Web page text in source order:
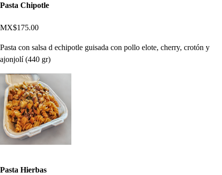
Pasta Chipotle
MX$175.00
Pasta con salsa d echipotle guisada con pollo elote, cherry, crotón y
ajonjolí (440 gr)
Pasta Hierbas